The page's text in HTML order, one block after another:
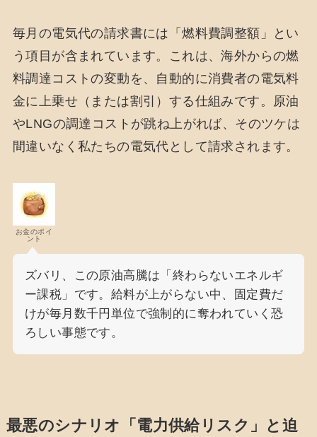
毎月の電気代の請求書には「燃料費調整額」とい
う項目が含まれています。これは、海外からの燃
料調達コストの変動を、自動的に消費者の電気料
金に上乗せ（または割引）する仕組みです。原油
やLNGの調達コストが跳ね上がれば、そのツケは
間違いなく私たちの電気代として請求されます。
お金のポイ
ント
ズバリ、この原油高騰は「終わらないエネルギ
ー課税」です。給料が上がらない中、固定費だ
けが毎月数千円単位で強制的に奪われていく恐
ろしい事態です。
最悪のシナリオ「電力供給リスク」と迫